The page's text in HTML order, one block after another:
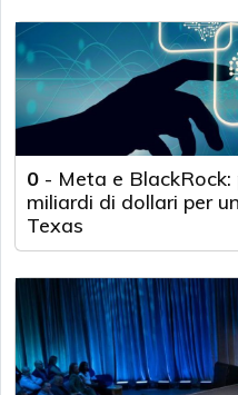
0 - Meta e
miliardi di dollari per
Texas